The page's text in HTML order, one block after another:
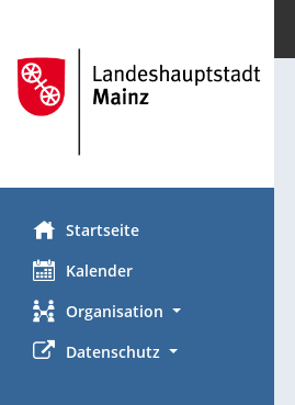
Startseite
Kalender
Organisation
Datenschutz